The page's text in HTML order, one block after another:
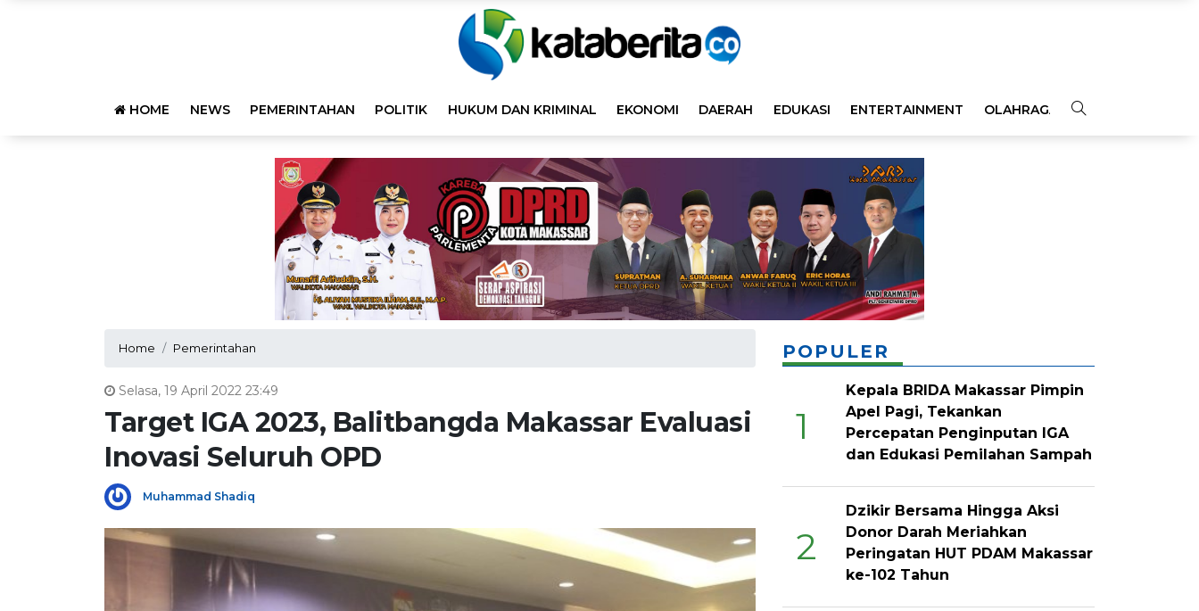
HOME NEWS PEMERINTAHAN POLITIK HUKUM DAN KRIMINAL EKONOMI DAERAH EDUKASI ENTERTAINMENT OLAHRAGA OPINI
Home Pemerintahan
Selasa, 19 April 2022 23:49
Target IGA 2023, Balitbangda Makassar Evaluasi
Inovasi Seluruh OPD
Muhammad Shadiq
POPULER
1
Kepala BRIDA Makassar Pimpin
Apel Pagi, Tekankan
Percepatan Penginputan IGA
dan Edukasi Pemilahan Sampah
2
Dzikir Bersama Hingga Aksi
Donor Darah Meriahkan
Peringatan HUT PDAM Makassar
ke-102 Tahun